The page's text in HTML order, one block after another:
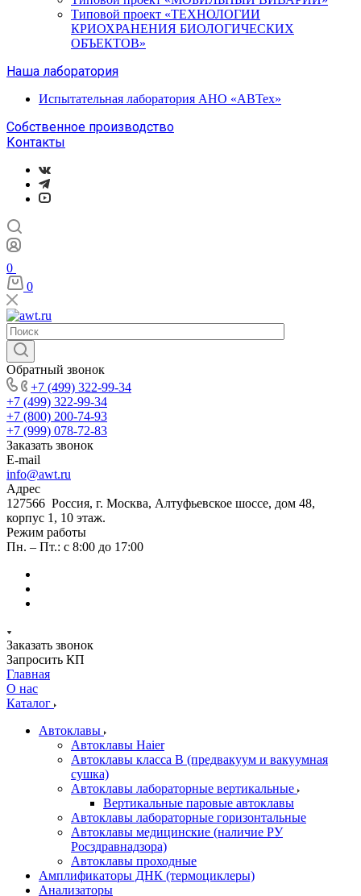
Типовой проект «ТЕХНОЛОГИИ
КРИОХРАНЕНИЯ БИОЛОГИЧЕСКИХ
ОБЪЕКТОВ»
Наша лаборатория
Испытательная лаборатория АНО «АВТех»
Собственное производство
Контакты
0
0
Обратный звонок
+7 (499) 322-99-34
+7 (499) 322-99-34
+7 (800) 200-74-93
+7 (999) 078-72-83
Заказать звонок
E-mail
info@awt.ru
Адрес
127566 Россия, г. Москва, Алтуфьевское шоссе, дом 48,
корпус 1, 10 этаж.
Режим работы
Пн. – Пт.: с 8:00 до 17:00
Заказать звонок
Запросить КП
Главная
О нас
Каталог
Автоклавы
Автоклавы Haier
Автоклавы класса B (предвакуум и вакуумная
сушка)
Автоклавы лабораторные вертикальные
Вертикальные паровые автоклавы
Автоклавы лабораторные горизонтальные
Автоклавы медицинские (наличие РУ
Росздравнадзора)
Автоклавы проходные
Амплификаторы ДНК (термоциклеры)
Анализаторы